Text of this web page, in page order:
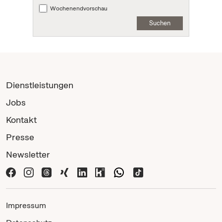
Wochenendvorschau
Suchen
Dienstleistungen
Jobs
Kontakt
Presse
Newsletter
Impressum